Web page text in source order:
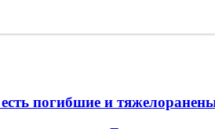
погибшие и